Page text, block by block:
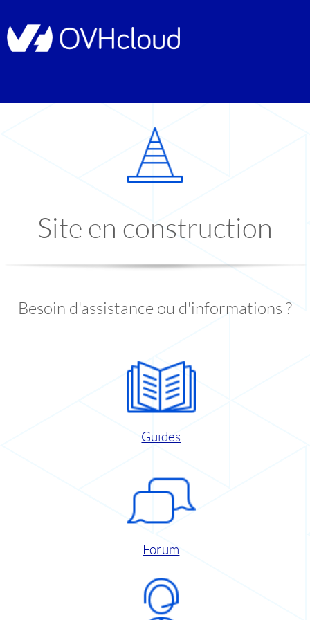
Site en construction
Besoin d'assistance ou d'informations ?
Guides
Forum